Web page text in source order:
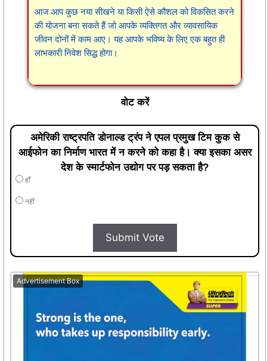
आज आप कुछ नया सीखने या किसी ऐसे कौशल को विकसित करने
की योजना बना सकते हैं जो आपके व्यक्तिगत और व्यावसायिक
जीवन दोनों में काम आए। यह आपके भविष्य के लिए एक बहुत ही
लाभकारी निवेश सिद्ध होगा।
वोट करें
अमेरिकी राष्ट्रपति डोनाल्ड ट्रंप ने एपल प्रमुख टिम कुक से
आईफोन का निर्माण भारत में न करने को कहा है। क्या इसका असर
देश के स्मार्टफोन उद्योग पर पड़ सकता है?
हाँ
नहीं
Submit Vote
Advertisement Box